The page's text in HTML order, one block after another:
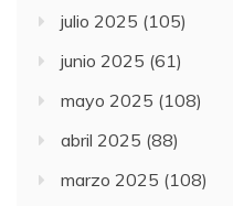
julio 2025 (105)
junio 2025 (61)
mayo 2025 (108)
abril 2025 (88)
marzo 2025 (108)